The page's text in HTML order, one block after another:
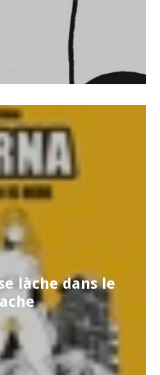
làche dans le